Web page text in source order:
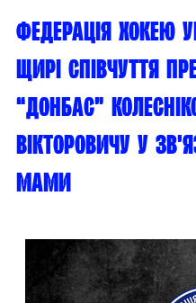
Федерація хокею
щирі співчуття
“Донбас”
Вікторовичу у
мами